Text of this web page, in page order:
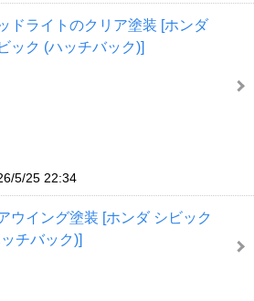
ドライトのクリア塗装 [ホンダ
ック (ハッチバック)]
5/25 22:34
ウイング塗装 [ホンダ シビック
チバック)]